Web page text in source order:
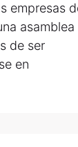
empresas
asamblea
de ser
en